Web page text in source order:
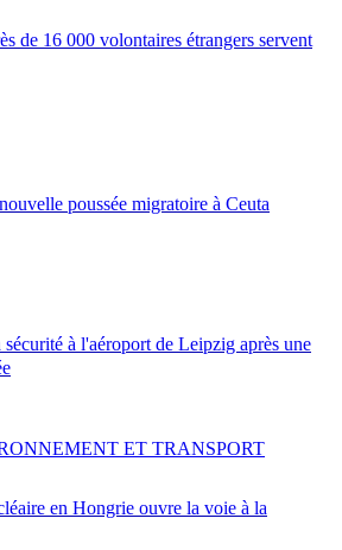
de 16 000 volontaires étrangers servent
poussée migratoire à Ceuta
à l'aéroport de Leipzig après une
en Hongrie ouvre la voie à la
ET TRANSPORT